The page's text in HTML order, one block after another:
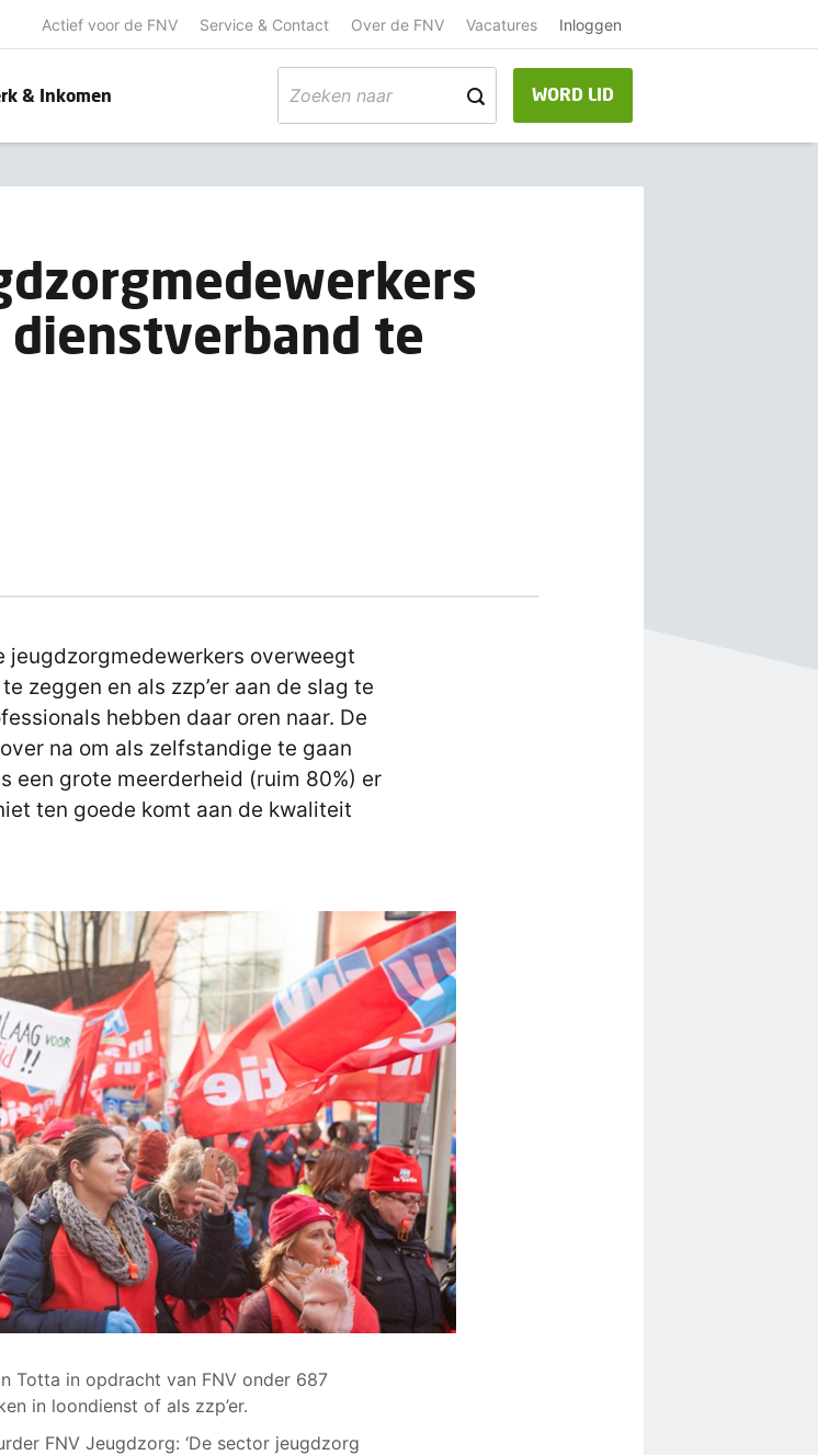
Actief voor de FNV Service & Contact Over de FNV Vacatures Inloggen
& Inkomen WORD LID
te
jeugdzorgmedewerkers overweegt
zeggen en als zzp’er aan de slag te
hebben daar oren naar. De
na om als zelfstandige te gaan
een grote meerderheid (ruim 80%) er
ten goede komt aan de kwaliteit
Totta in opdracht van FNV onder 687
in loondienst of als zzp’er.
FNV Jeugdzorg: ‘De sector jeugdzorg